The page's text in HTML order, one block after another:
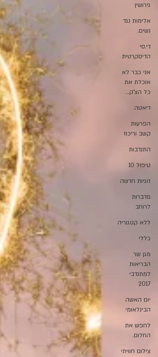
גירושין
אלימות נגד
נשים.
די.סי
הדיסקרטית
אני כבר לא
אוכלת את
כל הצ'ק...
דיאטה
הפרעות
קשב וריכוז
התנדבות
טיפול 10
זוגיות חדשה
מדברות
לרוחב
ללא קטגוריה
כללי
מגן שר
הבריאות
למתנדבי
2017
יום האשה
הבינלאומי
לחפש את
החלום.
צילום חוויתי